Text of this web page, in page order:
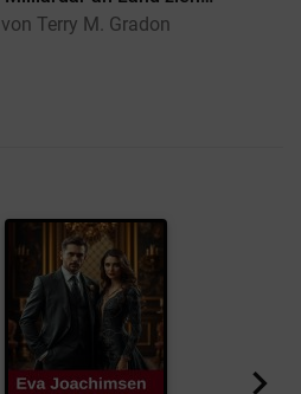
von Terry M. Gradon